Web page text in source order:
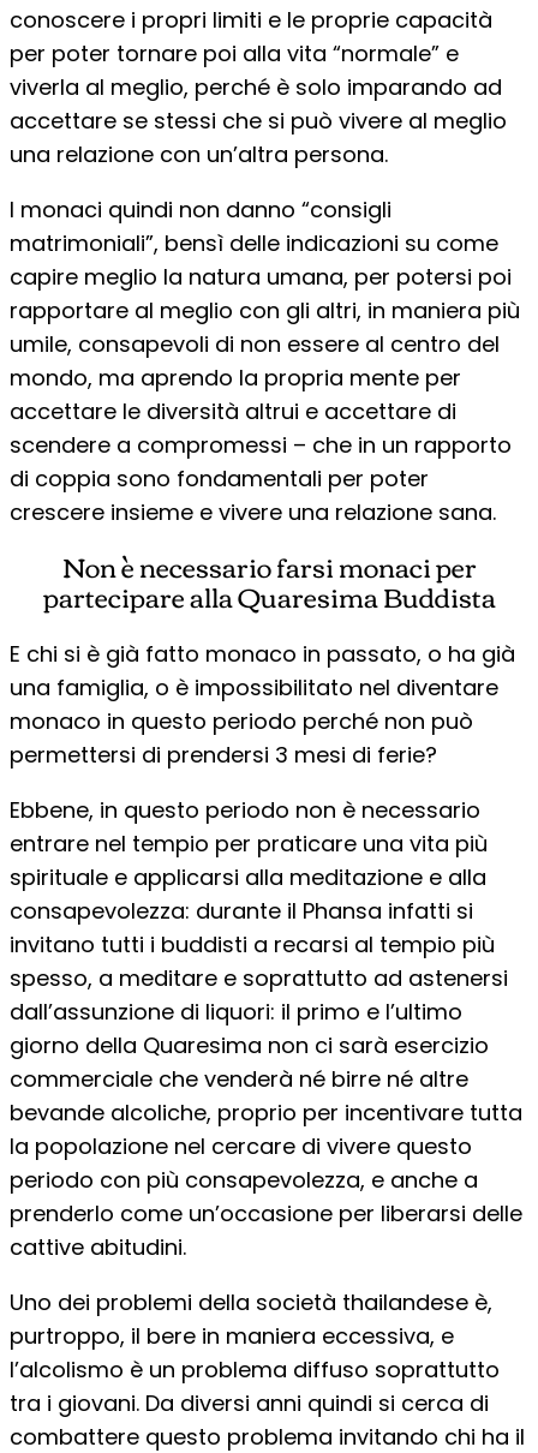
conoscere i propri limiti e le proprie capacità
per poter tornare poi alla vita “normale” e
viverla al meglio, perché è solo imparando ad
accettare se stessi che si può vivere al meglio
una relazione con un’altra persona.
I monaci quindi non danno “consigli
matrimoniali”, bensì delle indicazioni su come
capire meglio la natura umana, per potersi poi
rapportare al meglio con gli altri, in maniera più
umile, consapevoli di non essere al centro del
mondo, ma aprendo la propria mente per
accettare le diversità altrui e accettare di
scendere a compromessi – che in un rapporto
di coppia sono fondamentali per poter
crescere insieme e vivere una relazione sana.
Non è necessario farsi monaci per
partecipare alla Quaresima Buddista
E chi si è già fatto monaco in passato, o ha già
una famiglia, o è impossibilitato nel diventare
monaco in questo periodo perché non può
permettersi di prendersi 3 mesi di ferie?
Ebbene, in questo periodo non è necessario
entrare nel tempio per praticare una vita più
spirituale e applicarsi alla meditazione e alla
consapevolezza: durante il Phansa infatti si
invitano tutti i buddisti a recarsi al tempio più
spesso, a meditare e soprattutto ad astenersi
dall’assunzione di liquori: il primo e l’ultimo
giorno della Quaresima non ci sarà esercizio
commerciale che venderà né birre né altre
bevande alcoliche, proprio per incentivare tutta
la popolazione nel cercare di vivere questo
periodo con più consapevolezza, e anche a
prenderlo come un’occasione per liberarsi delle
cattive abitudini.
Uno dei problemi della società thailandese è,
purtroppo, il bere in maniera eccessiva, e
l’alcolismo è un problema diffuso soprattutto
tra i giovani. Da diversi anni quindi si cerca di
combattere questo problema invitando chi ha il